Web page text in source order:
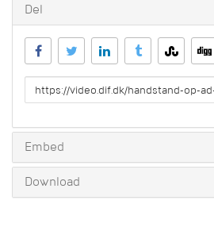
Del
URL
to
Embed
Download